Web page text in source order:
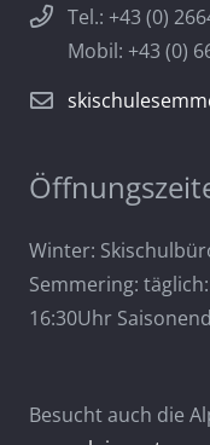
Tel.: +43 (0)
Mobil: +43 (0)
Winter:
Semmering:
16:30Uhr
Besucht auch die